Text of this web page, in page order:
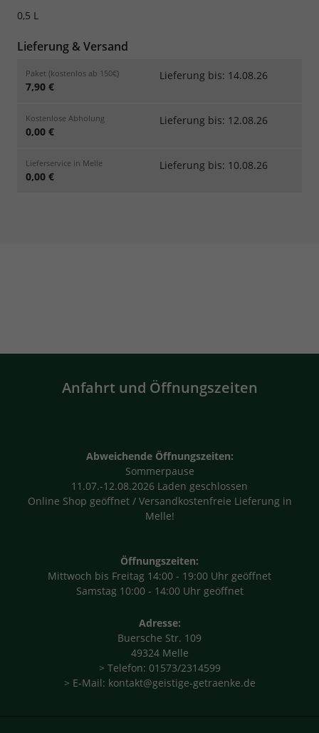
0,5 L
Lieferung & Versand
Paket (kostenlos ab 150€)
7,90 €
Lieferung bis: 14.08.26
Kostenlose Abholung
0,00 €
Lieferung bis: 12.08.26
Lieferservice in Melle
0,00 €
Lieferung bis: 10.08.26
Anfahrt und Öffnungszeiten
Abweichende Öffnungszeiten:
Sommerpause
11.07.-12.08.2026 Laden geschlossen
Online Shop geöffnet / Versandkostenfreie Lieferung in
Melle!
Öffnungszeiten:
Mittwoch bis Freitag 14:00 - 19:00 Uhr geöffnet
Samstag 10:00 - 14:00 Uhr geöffnet
Adresse:
Buersche Str. 109
49324 Melle
> Telefon: 01573/2314599
> E-Mail: kontakt@geistige-getraenke.de